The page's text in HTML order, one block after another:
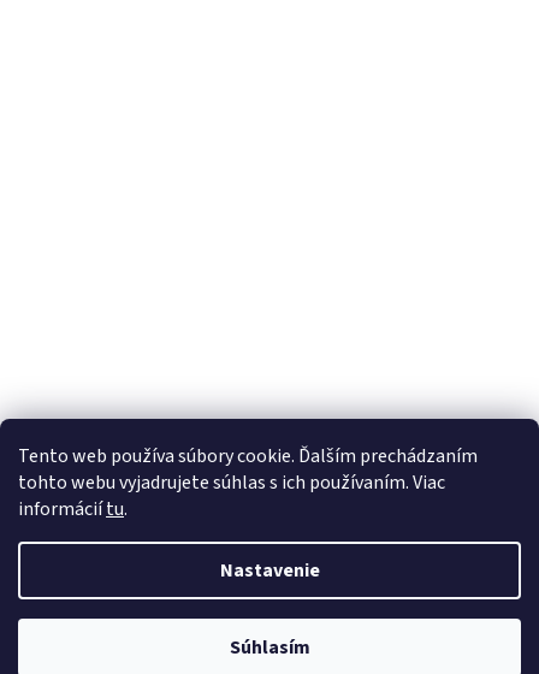
Tento web používa súbory cookie. Ďalším prechádzaním
tohto webu vyjadrujete súhlas s ich používaním. Viac
informáciítu.
Nastavenie
Súhlasím
Vytvoril Shoptet
123Lekáreň. Všetky práva vyhradené.